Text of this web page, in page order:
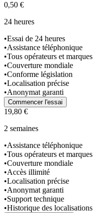
0,50 €
24 heures
•Essai de 24 heures
•Assistance téléphonique
•Tous opérateurs et marques
•Couverture mondiale
•Conforme législation
•Localisation précise
•Anonymat garanti
Commencer l'essai
19,80 €
2 semaines
•Assistance téléphonique
•Tous opérateurs et marques
•Couverture mondiale
•Accès illimité
•Localisation précise
•Anonymat garanti
•Support technique
•Historique des localisations